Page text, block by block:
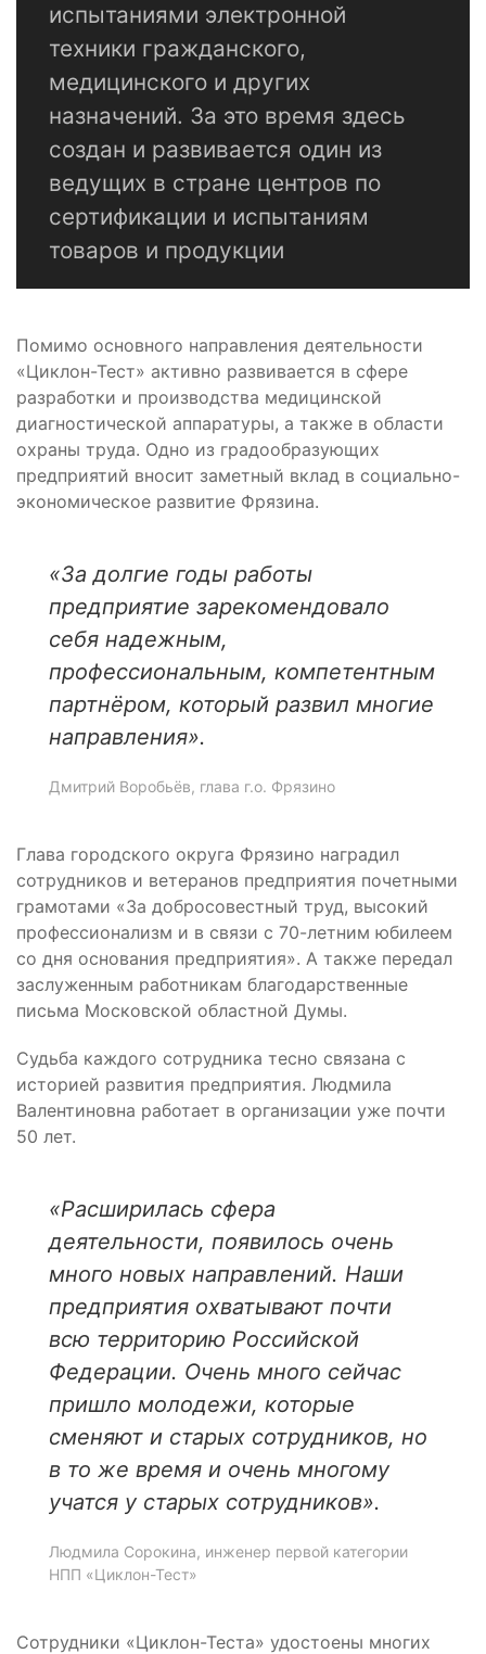
испытаниями электронной
техники гражданского,
медицинского и других
назначений. За это время здесь
создан и развивается один из
ведущих в стране центров по
сертификации и испытаниям
товаров и продукции
Помимо основного направления деятельности
«Циклон-Тест» активно развивается в сфере
разработки и производства медицинской
диагностической аппаратуры, а также в области
охраны труда. Одно из градообразующих
предприятий вносит заметный вклад в социально-
экономическое развитие Фрязина.
«За долгие годы работы
предприятие зарекомендовало
себя надежным,
профессиональным, компетентным
партнёром, который развил многие
направления».
Дмитрий Воробьёв, глава г.о. Фрязино
Глава городского округа Фрязино наградил
сотрудников и ветеранов предприятия почетными
грамотами «За добросовестный труд, высокий
профессионализм и в связи с 70-летним юбилеем
со дня основания предприятия». А также передал
заслуженным работникам благодарственные
письма Московской областной Думы.
Судьба каждого сотрудника тесно связана с
историей развития предприятия. Людмила
Валентиновна работает в организации уже почти
50 лет.
«Расширилась сфера
деятельности, появилось очень
много новых направлений. Наши
предприятия охватывают почти
всю территорию Российской
Федерации. Очень много сейчас
пришло молодежи, которые
сменяют и старых сотрудников, но
в то же время и очень многому
учатся у старых сотрудников».
Людмила Сорокина, инженер первой категории
НПП «Циклон-Тест»
Сотрудники «Циклон-Теста» удостоены многих